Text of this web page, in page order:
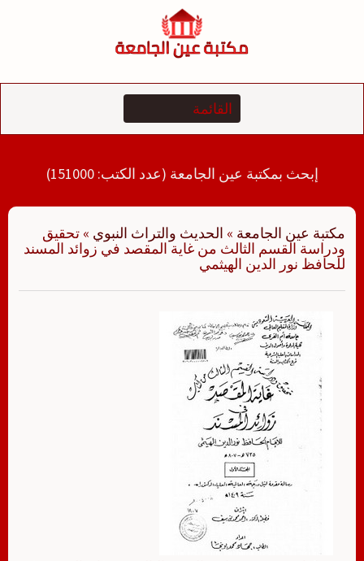
إبحث بمكتبة عين الجامعة (عدد الكتب: 151000)
مكتبة عين الجامعة » الحديث والتراث النبوي » تحقيق
ودراسة القسم الثالث من غاية المقصد في زوائد المسند
للحافظ نور الدين الهيثمي